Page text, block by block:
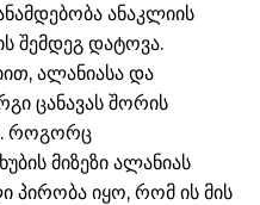
ანაკლიის
შემდეგ დატოვა.
ალანიასა და
ცანავას შორის
როგორც
მიზეზი ალანიას
პირობა იყო, რომ ის მის